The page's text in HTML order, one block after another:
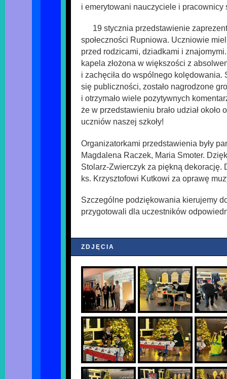
i emerytowani nauczyciele i pracownicy
19 stycznia przedstawienie
społeczności Rupniowa. Uczniowie
przed rodzicami, dziadkami i
kapela złożona w większości z
i zachęciła do wspólnego kolędowania.
się publiczności, zostało nagrodzone
i otrzymało wiele pozytywnych
że w przedstawieniu brało udział około
uczniów naszej szkoły!
Organizatorkami przedstawienia były
Magdalena Raczek, Maria Smoter.
Stolarz-Zwierczyk za piękną dekorację.
ks. Krzysztofowi Kutkowi za oprawę
Szczególne podziękowania kierujemy
przygotowali dla uczestników
ZDJĘCIA